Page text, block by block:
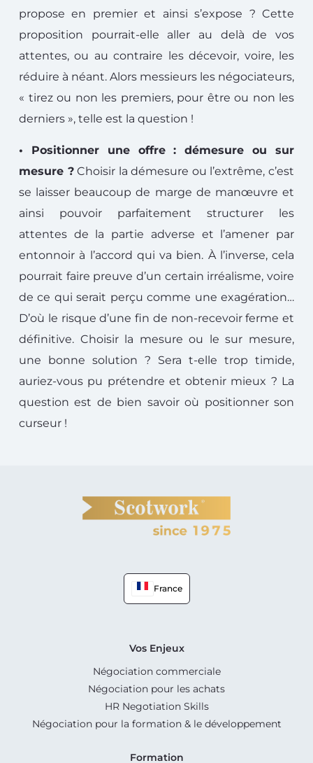
propose en premier et ainsi s’expose ? Cette
proposition pourrait-elle aller au delà de vos
attentes, ou au contraire les décevoir, voire, les
réduire à néant. Alors messieurs les négociateurs,
« tirez ou non les premiers, pour être ou non les
derniers », telle est la question !
• Positionner une offre : démesure ou sur
mesure ? Choisir la démesure ou l’extrême, c’est
se laisser beaucoup de marge de manœuvre et
ainsi pouvoir parfaitement structurer les
attentes de la partie adverse et l’amener par
entonnoir à l’accord qui va bien. À l’inverse, cela
pourrait faire preuve d’un certain irréalisme, voire
de ce qui serait perçu comme une exagération…
D’où le risque d’une fin de non-recevoir ferme et
définitive. Choisir la mesure ou le sur mesure,
une bonne solution ? Sera t-elle trop timide,
auriez-vous pu prétendre et obtenir mieux ? La
question est de bien savoir où positionner son
curseur !
France
Vos Enjeux
Négociation commerciale
Négociation pour les achats
HR Negotiation Skills
Négociation pour la formation & le développement
Formation